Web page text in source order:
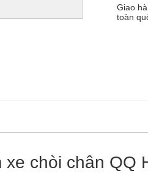
Giao
toàn
chòi chân QQ